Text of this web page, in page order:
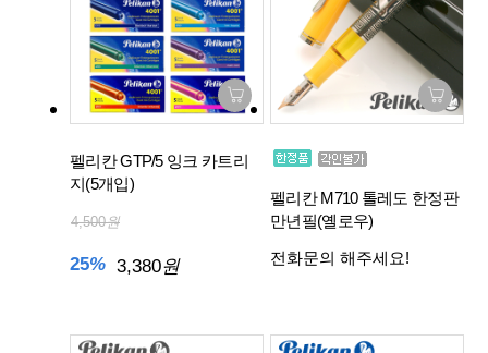
펠리칸 GTP/5 잉크 카트리
지(5개입)
4,500원
25% 3,380원
펠리칸 M710 톨레도 한정판
만년필(옐로우)
전화문의 해주세요!